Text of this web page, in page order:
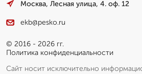
Москва, Лесная улица, 4. оф. 12
ekb@pesko.ru
© 2016 - 2026 гг.
Политика конфиденциальности
Сайт носит исключительно